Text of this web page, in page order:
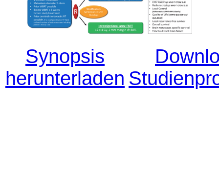
Synopsis
herunterladen